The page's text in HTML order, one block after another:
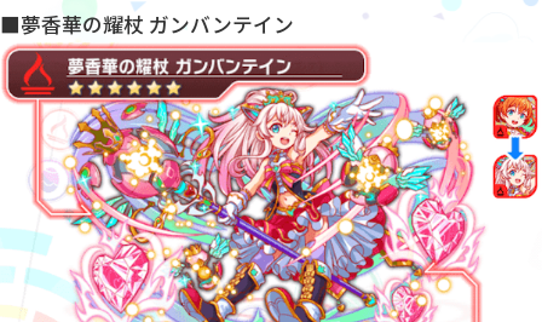
■夢香華の耀杖 ガンバンテイン